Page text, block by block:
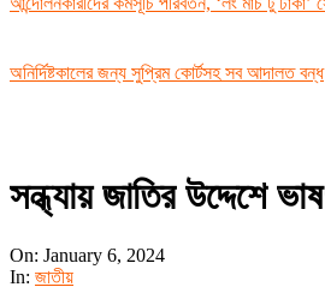
অনির্দিষ্টকালের জন্য সুপ্রিম কোর্টসহ সব আদালত বন্ধ
সন্ধ্যায় জাতির উদ্দেশে
On: January 6, 2024
In: জাতীয়